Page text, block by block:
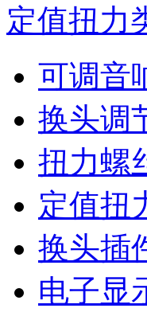
定值扭力
可调音
换头调
扭力螺
定值扭
换头插
电子显